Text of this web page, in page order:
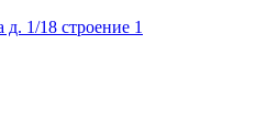
1/18 строение 1